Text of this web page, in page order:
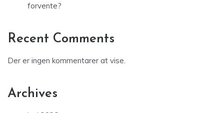
forvente?
Recent Comments
Der er ingen kommentarer at vise.
Archives